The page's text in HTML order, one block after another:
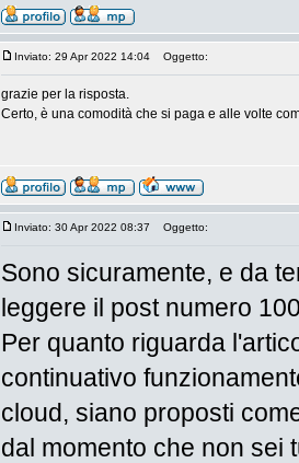
Inviato: 29 Apr 2022 14:04 Oggetto:
grazie per la risposta.
Certo, è una comodità che si paga e alle volte
Inviato: 30 Apr 2022 08:37 Oggetto:
Sono sicuramente, e da
leggere il post numero
Per quanto riguarda
continuativo
cloud, siano proposti
dal momento che non sei